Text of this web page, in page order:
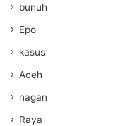
bunuh
Epo
kasus
Aceh
nagan
Raya